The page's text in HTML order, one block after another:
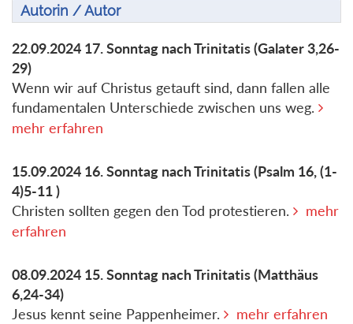
Autorin / Autor
22.09.2024 17. Sonntag nach Trinitatis(Galater 3,26-
29)
Wenn wir auf Christus getauft sind, dann fallen alle
fundamentalen Unterschiede zwischen uns weg.
mehr erfahren
15.09.2024 16. Sonntag nach Trinitatis(Psalm 16, (1-
4)5-11 )
Christen sollten gegen den Tod protestieren.
mehr
erfahren
08.09.2024 15. Sonntag nach Trinitatis(Matthäus
6,24-34)
Jesus kennt seine Pappenheimer.
mehr erfahren